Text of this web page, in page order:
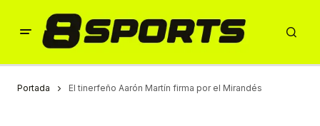
Portada El tinerfeño Aarón Martín firma por el Mirandés